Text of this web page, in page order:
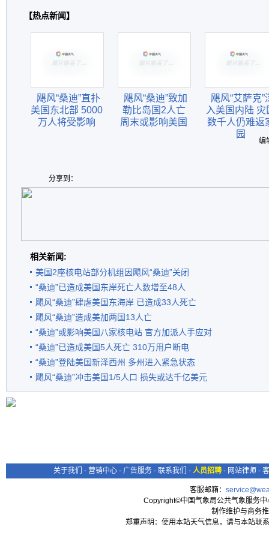
【热点新闻】
飓风“桑迪”直扑
美国东北部 5000
万人将受影响
飓风“桑迪”致加
勒比岛国2人亡
周末或影响美国
飓风“艾萨克”
入美国内陆 灾
数千人仍难返
园
编
分享到：
相关新闻:
美国2座核电站部分机组因飓风“桑迪”关闭
“桑迪”已造成美国东岸死亡人数增至48人
飓风“桑迪”肆虐美国东海岸 已造成33人死亡
飓风“桑迪”造成美加两国13人亡
“桑迪”或影响美国八家核电站 官方加派人手应对
“桑迪”已造成美国5人死亡 310万用户断电
“桑迪”登陆美国新泽西州 多州进入紧急状态
飓风“桑迪”冲击美国1/5人口 损失或达千亿美元
关于我们 - 营销中心 - 广告服务 - 联系我们 - 人员招聘 - 网站律师 -
客服邮箱：
Copyright©中国气象局公共气象服务
制作维护与商务
郑重声明：使用本站天气信息，请与本站联